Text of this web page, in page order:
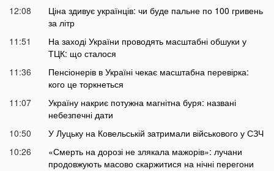
12:08
Ціна здивує українців: чи буде пальне по 100 гривень
за літр
11:51
На заході України проводять масштабні обшуки у
ТЦК: що сталося
11:36
Пенсіонерів в Україні чекає масштабна перевірка:
кого це торкнеться
11:07
Україну накриє потужна магнітна буря: названі
небезпечні дати
10:50
У Луцьку на Ковельській затримали військового у СЗЧ
10:26
«Смерть на дорозі не злякала мажорів»: лучани
продовжують масово скаржитися на нічні перегони